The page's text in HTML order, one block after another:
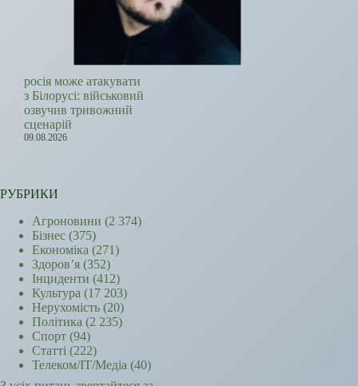
росія може атакувати
з Білорусі: військовий
озвучив тривожний
сценарій
09.08.2026
РУБРИКИ
Агроновини (2 374)
Бізнес (375)
Економіка (271)
Здоров’я (352)
Інциденти (412)
Культура (17 203)
Нерухомість (20)
Політика (2 235)
Спорт (94)
Статті (222)
Телеком/ІТ/Медіа (40)